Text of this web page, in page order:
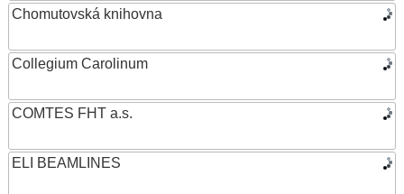
Chomutovská knihovna
Collegium Carolinum
COMTES FHT a.s.
ELI BEAMLINES